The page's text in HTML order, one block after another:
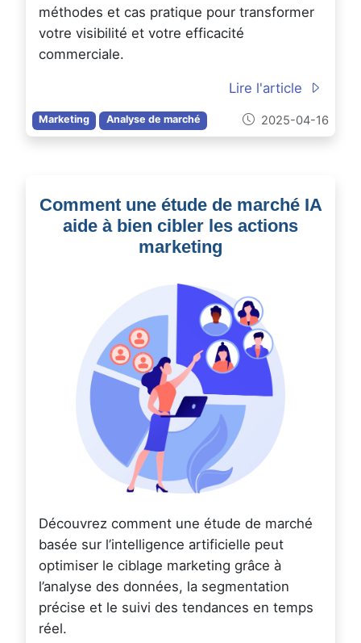
méthodes et cas pratique pour transformer
votre visibilité et votre efficacité
commerciale.
Lire l'article
Marketing Analyse de marché 2025-04-16
Comment une étude de marché IA
aide à bien cibler les actions
marketing
Découvrez comment une étude de marché
basée sur l’intelligence artificielle peut
optimiser le ciblage marketing grâce à
l’analyse des données, la segmentation
précise et le suivi des tendances en temps
réel.